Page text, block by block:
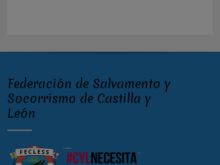
Federación de Salvamento y
Socorrismo de Castilla y
León